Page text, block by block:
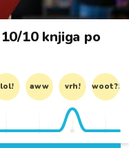
10 knjiga po
lol! aww vrh! woot?!